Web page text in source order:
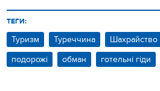
ТЕГИ:
Туризм Туреччина Шахрайство
подорожі
обман готельні гіди